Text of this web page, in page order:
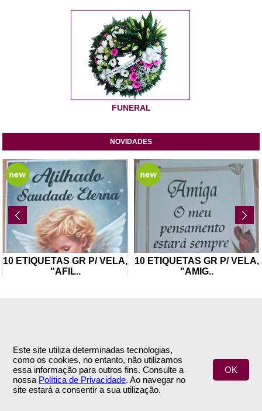
Este site utiliza determinadas tecnologias,
como os cookies, no entanto, não utilizamos
essa informação para outros fins. Consulte a
nossa Política de Privacidade. Ao navegar no
site estará a consentir a sua utilização.
OK
FUNERAL
NOVIDADES
10 ETIQUETAS GR P/ VELA,
"AMIG..
FLOR ARTIFICIAL -RAMO
FOLHAGEM
INFORMAÇÕES
Empresa
Termos e Condições
APOIO AO CLIENTE
Encomendas & Pagamentos
Envio